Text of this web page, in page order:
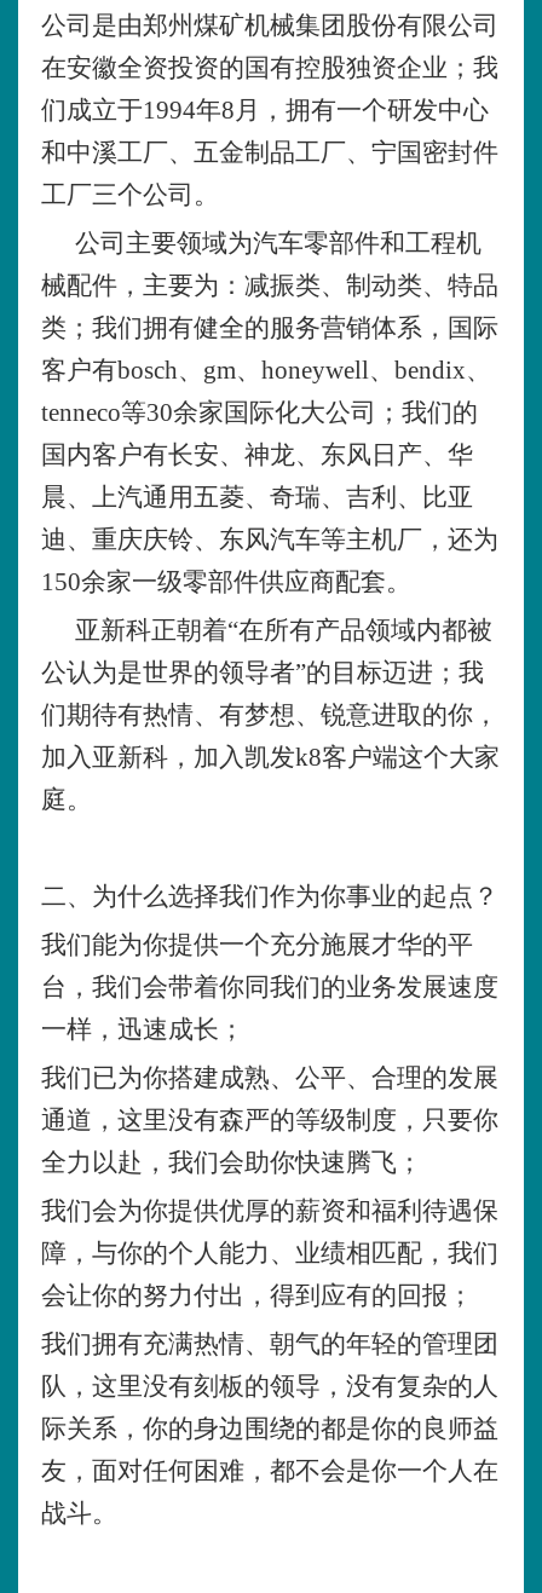
公司是由郑州煤矿机械集团股份有限公司
在安徽全资投资的国有控股独资企业；我
们成立于1994年8月，拥有一个研发中心
和中溪工厂、五金制品工厂、宁国密封件
工厂三个公司。
公司主要领域为汽车零部件和工程机
械配件，主要为：减振类、制动类、特品
类；我们拥有健全的服务营销体系，国际
客户有bosch、gm、honeywell、bendix、
tenneco等30余家国际化大公司；我们的
国内客户有长安、神龙、东风日产、华
晨、上汽通用五菱、奇瑞、吉利、比亚
迪、重庆庆铃、东风汽车等主机厂，还为
150余家一级零部件供应商配套。
亚新科正朝着“在所有产品领域内都被
公认为是世界的领导者”的目标迈进；我
们期待有热情、有梦想、锐意进取的你，
加入亚新科，加入凯发k8客户端这个大家
庭。
二、为什么选择我们作为你事业的起点？
我们能为你提供一个充分施展才华的平
台，我们会带着你同我们的业务发展速度
一样，迅速成长；
我们已为你搭建成熟、公平、合理的发展
通道，这里没有森严的等级制度，只要你
全力以赴，我们会助你快速腾飞；
我们会为你提供优厚的薪资和福利待遇保
障，与你的个人能力、业绩相匹配，我们
会让你的努力付出，得到应有的回报；
我们拥有充满热情、朝气的年轻的管理团
队，这里没有刻板的领导，没有复杂的人
际关系，你的身边围绕的都是你的良师益
友，面对任何困难，都不会是你一个人在
战斗。